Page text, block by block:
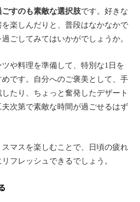
すのも素敵な選択肢です。好きな
楽しんだりと、普段はなかなかで
ごしてみてはいかがでしょうか。
や料理を準備して、特別な1日を
です。自分へのご褒美として、手
たり、ちょっと奮発したデザート
次第で素敵な時間が過ごせるはず
マスを楽しむことで、日頃の疲れ
フレッシュできるでしょう。